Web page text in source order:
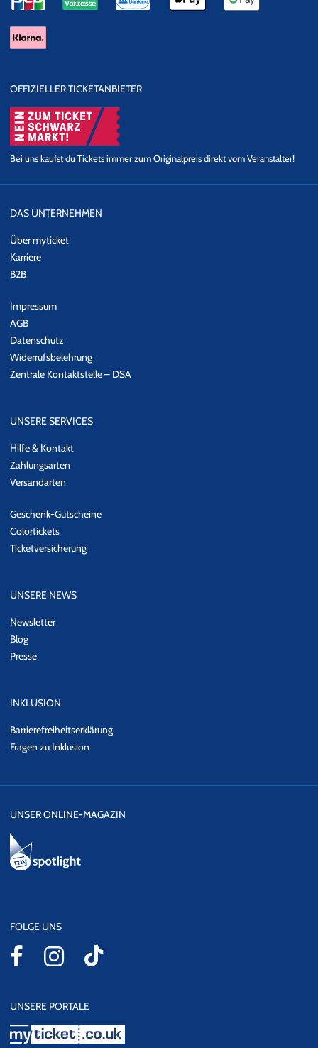
OFFIZIELLER TICKETANBIETER
Bei uns kaufst du Tickets immer zum Originalpreis direkt vom Veranstalter!
DAS UNTERNEHMEN
Über myticket
Karriere
B2B
Impressum
AGB
Datenschutz
Widerrufsbelehrung
Zentrale Kontaktstelle – DSA
UNSERE SERVICES
Hilfe & Kontakt
Zahlungsarten
Versandarten
Geschenk-Gutscheine
Colortickets
Ticketversicherung
UNSERE NEWS
Newsletter
Blog
Presse
INKLUSION
Barrierefreiheitserklärung
Fragen zu Inklusion
UNSER ONLINE-MAGAZIN
FOLGE UNS
UNSERE PORTALE